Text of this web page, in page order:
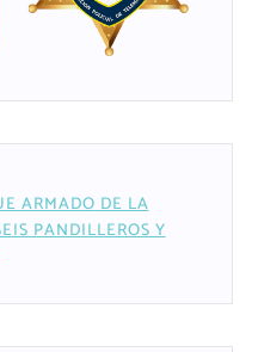
ARMADO DE LA
PANDILLEROS Y